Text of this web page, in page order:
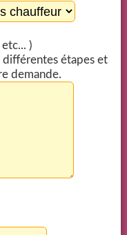
)
différentes étapes et
demande.